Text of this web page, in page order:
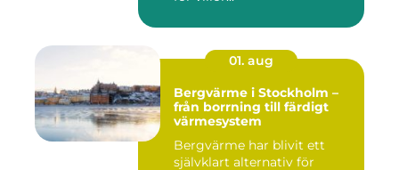
01. aug
Bergvärme i Stockholm –
från borrning till färdigt
värmesystem
Bergvärme har blivit ett
självklart alternativ för